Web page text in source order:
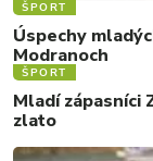
ŠPORT
Úspechy
Modranoch
ŠPORT
Mladí zápasníci
zlato